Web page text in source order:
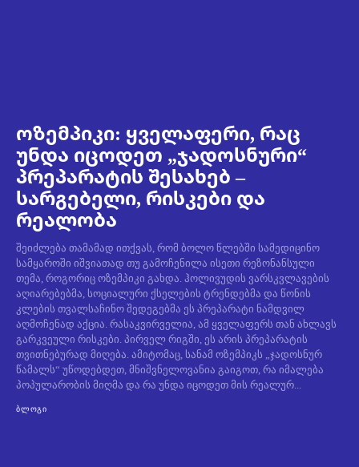
ოზემპიკი: ყველაფერი, რაც
უნდა იცოდეთ „ჯადოსნური“
პრეპარატის შესახებ –
სარგებელი, რისკები და
რეალობა
შეიძლება თამამად ითქვას, რომ ბოლო წლებში სამედიცინო
სამყაროში იშვიათად თუ გამოჩენილა ისეთი რეზონანსული
თემა, როგორიც ოზემპიკი გახდა. ჰოლივუდის ვარსკვლავების
აღიარებებმა, სოციალური ქსელების ტრენდებმა და წონის
კლების თვალსაჩინო შედეგებმა ეს პრეპარატი ნამდვილ
აღმოჩენად აქცია. რასაკვირველია, ამ ყველაფერს თან ახლავს
გარკვეული რისკები. პირველ რიგში, ეს არის პრეპარატის
თვითნებურად მიღება. ამიტომაც, სანამ ოზემპიკს „ჯადოსნურ
წამალს“ უწოდებდეთ, მნიშვნელოვანია გაიგოთ, რა იმალება
პოპულარობის მიღმა და რა უნდა იცოდეთ მის რეალურ...
ᲑᲚᲝᲒᲘ